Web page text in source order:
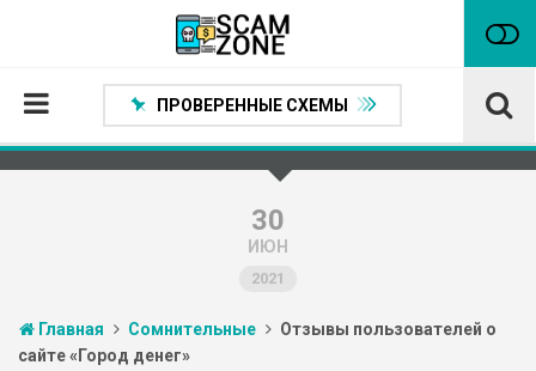
Проверенные способы заработка
Статьи
ПРОВЕРЕННЫЕ СХЕМЫ
30
ИЮН
2021
Главная Сомнительные
Отзывы пользователей о
сайте «Город денег»